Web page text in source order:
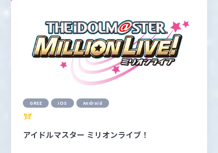
GREE iOS Android
アイドルマスター ミリオンライブ！